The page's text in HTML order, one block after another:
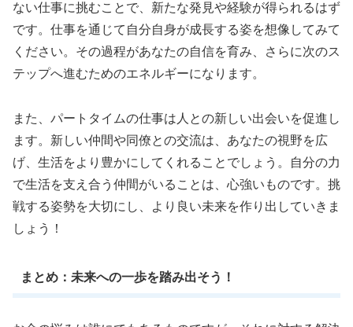
ない仕事に挑むことで、新たな発見や経験が得られるはず
です。仕事を通じて自分自身が成長する姿を想像してみて
ください。その過程があなたの自信を育み、さらに次のス
テップへ進むためのエネルギーになります。
また、パートタイムの仕事は人との新しい出会いを促進し
ます。新しい仲間や同僚との交流は、あなたの視野を広
げ、生活をより豊かにしてくれることでしょう。自分の力
で生活を支え合う仲間がいることは、心強いものです。挑
戦する姿勢を大切にし、より良い未来を作り出していきま
しょう！
まとめ：未来への一歩を踏み出そう！